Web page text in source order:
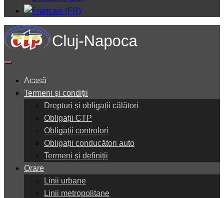
Acasă
Termeni și condiții
Drepturi și obligații călători
Obligații CTP
Obligații controlori
Obligații conducători auto
Termeni și definiții
Orare
Linii urbane
Linii metropolitane